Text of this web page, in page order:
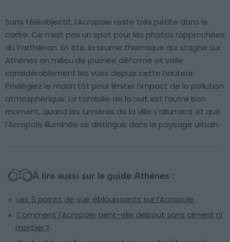
Sans téléobjectif, l’Acropole reste très petite dans le
cadre. Ce n’est pas un spot pour les photos rapprochées
du Parthénon. En été, la brume thermique qui stagne sur
Athènes en milieu de journée déforme et voile
considérablement les vues depuis cette hauteur.
Privilégiez le matin tôt pour limiter l’impact de la pollution
atmosphérique. La tombée de la nuit est l’autre bon
moment, quand les lumières de la ville s’allument et que
l’Acropole illuminée se distingue dans le paysage urbain.
À lire aussi sur le guide Athènes :
Les 5 points de vue éblouissants sur l’Acropole
Comment l'Acropole tient-elle debout sans ciment ni
mortier ?